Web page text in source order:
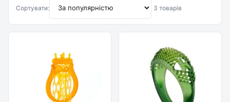
Сортувати: 3 товарів